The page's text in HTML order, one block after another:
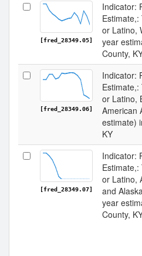
[fred_28349.05]
Indicator:
or Latino,
year
County,
[fred_28349.06]
Indicator:
or Latino,
American
estimate)
KY
[fred_28349.07]
Indicator:
or Latino,
and
year
County,